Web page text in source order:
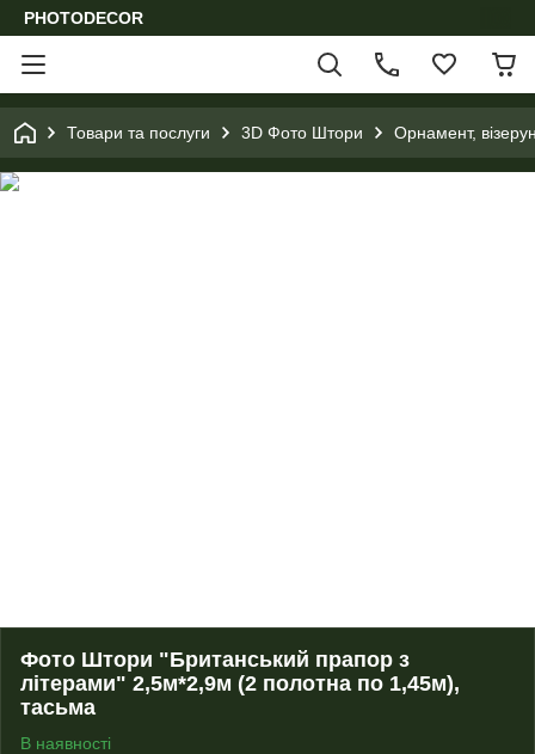
PHOTODECOR
Товари та послуги 3D Фото Штори Орнамент,
Фото Штори "Британський прапор з
літерами" 2,5м*2,9м (2 полотна по 1,45м),
тасьма
В наявності